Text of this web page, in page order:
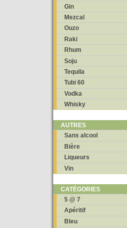
Gin
Mezcal
Ouzo
Raki
Rhum
Soju
Tequila
Tubi 60
Vodka
Whisky
AUTRES
Sans alcool
Bière
Liqueurs
Vin
CATÉGORIES
5 @ 7
Apéritif
Bleu